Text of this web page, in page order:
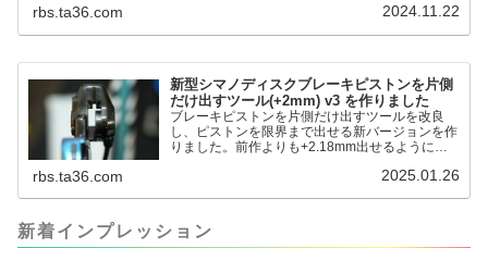
だと。。。▶「ブレーキピストンを戻すツール」
るのかというと、出ているピス...
rbs.ta36.com 2024.11.22
新型シマノディスクブレーキピストンを片側
だけ出すツール(+2mm) v3 を作りました
ブレーキピストンを片側だけ出すツールを改良
し、ピストンを限界まで出せる新バージョンを作
りました。前作よりも+2.18mm出せるようにな
って、オイル漏れするまで試しました。最も安全
ましたが、ギリギリまで攻めてますのでピストン
内部の汚れをさらに掃除できると思います。前作
rbs.ta36.com 2025.01.26
新着インプレッション